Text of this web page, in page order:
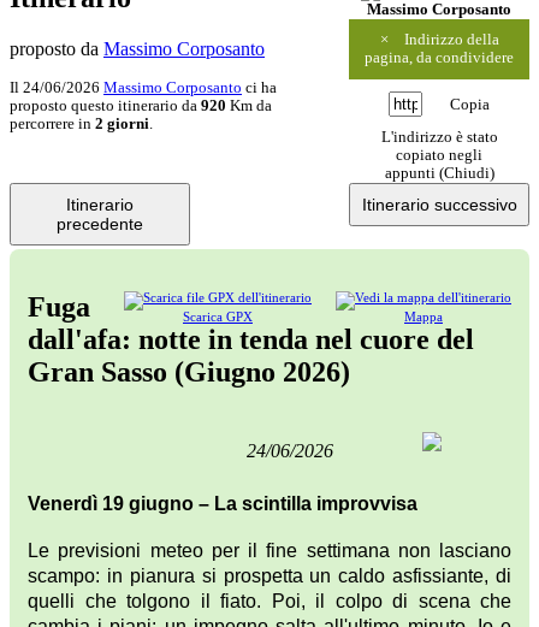
Massimo Corposanto
×
Indirizzo della
pagina, da condividere
Copia
L'indirizzo è stato
copiato negli
appunti (Chiudi)
proposto da Massimo Corposanto
Il 24/06/2026 Massimo Corposanto ci ha
proposto questo itinerario da 920 Km da
percorrere in 2 giorni.
Itinerario
precedente
Itinerario successivo
Mappa
Scarica GPX
Fuga
dall'afa: notte in tenda nel cuore del
Gran Sasso (Giugno 2026)
24/06/2026
Venerdì 19 giugno – La scintilla improvvisa
Le previsioni meteo per il fine settimana non lasciano
scampo: in pianura si prospetta un caldo asfissiante, di
quelli che tolgono il fiato. Poi, il colpo di scena che